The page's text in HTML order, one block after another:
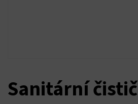
Sanitární čistič